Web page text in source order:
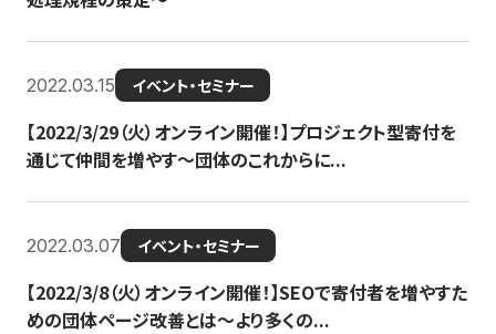
2022.03.15 イベント・セミナー
【2022/3/29（火）オンライン開催！】プロジェクト型寄付を
通じて仲間を増やす～団体のこれからに...
2022.03.07 イベント・セミナー
【2022/3/8（火）オンライン開催！】SEOで寄付者を増やすた
めの団体ページ改善とは～より多くの...